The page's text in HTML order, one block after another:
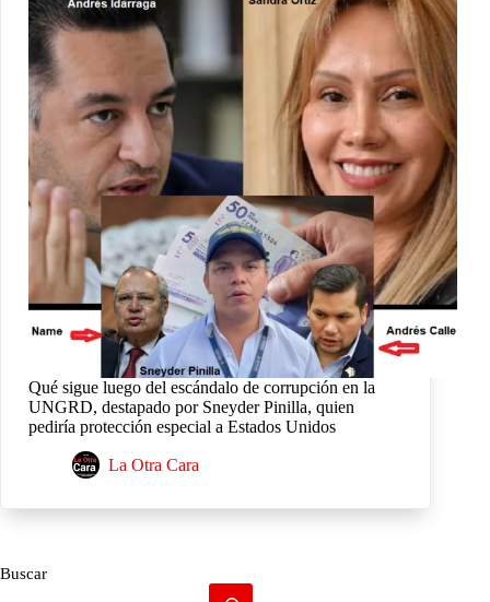
Qué sigue luego del escándalo de corrupción en la
UNGRD, destapado por Sneyder Pinilla, quien
pediría protección especial a Estados Unidos
La Otra Cara
Buscar